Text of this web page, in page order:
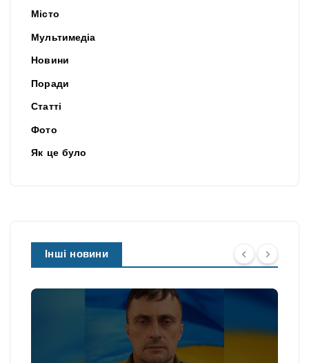
Місто
Мультимедіа
Новини
Поради
Статті
Фото
Як це було
Інші новини